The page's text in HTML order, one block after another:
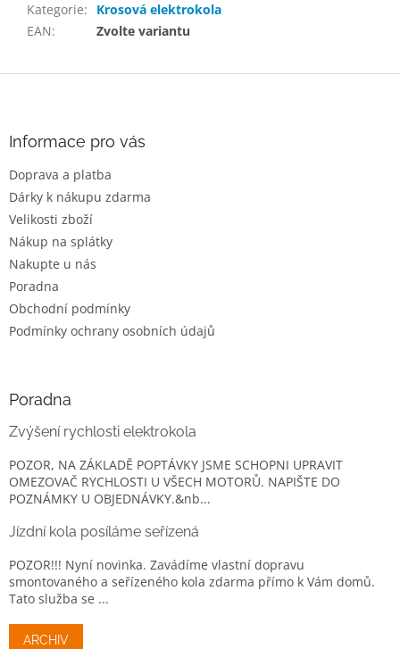
Kategorie:
Krosová elektrokola
EAN: Zvolte variantu
Informace pro vás
Doprava a platba
Dárky k nákupu zdarma
Velikosti zboží
Nákup na splátky
Nakupte u nás
Poradna
Obchodní podmínky
Podmínky ochrany osobních údajů
Poradna
Zvýšení rychlosti elektrokola
POZOR, NA ZÁKLADĚ POPTÁVKY JSME SCHOPNI UPRAVIT
OMEZOVAČ RYCHLOSTI U VŠECH MOTORŮ. NAPIŠTE DO
POZNÁMKY U OBJEDNÁVKY.&nb...
Jízdní kola posíláme seřízená
POZOR!!! Nyní novinka. Zavádíme vlastní dopravu
smontovaného a seřízeného kola zdarma přímo k Vám domů.
Tato služba se ...
ARCHIV